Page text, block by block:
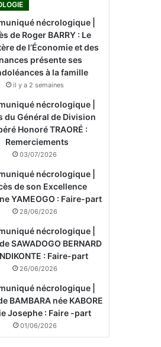
nécrologique |
de Roger BARRY : Le
de l’Économie et des
présente ses
à la famille
il y a 2 semaines
nécrologique |
du Général de Division
Honoré TRAORÉ :
Remerciements
03/07/2026
nécrologique |
de son Excellence
YAMEOGO : Faire-part
28/06/2026
nécrologique |
SAWADOGO BERNARD
: Faire-part
26/06/2026
nécrologique |
BAMBARA née KABORE
Josephe : Faire -part
01/06/2026